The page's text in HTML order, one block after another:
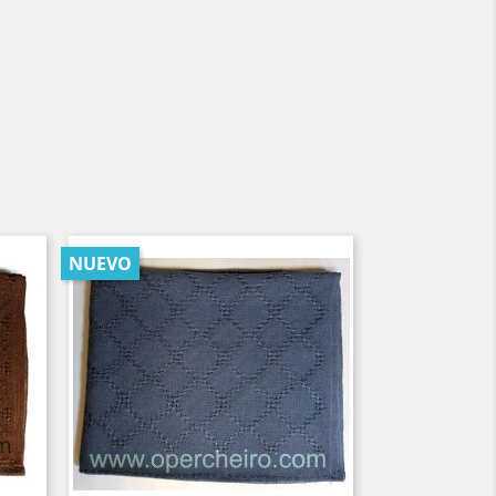
NUEVO